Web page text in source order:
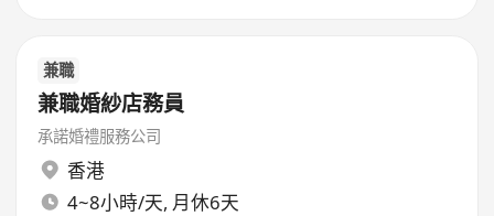
兼職
兼職婚紗店務員
承諾婚禮服務公司
香港
4~8小時/天, 月休6天